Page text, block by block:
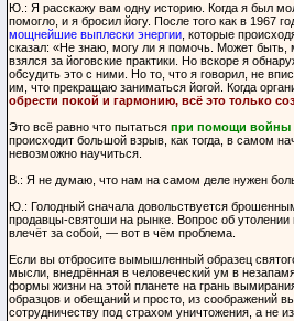
Ю.: Я расскажу вам одну историю. Когда я был
помогло, и я бросил йогу. После того как в 1967
мощнейшие выплески энергии, которые
сказал: «Не знаю, могу ли я помочь. Может
взялся за йоговские практики. Но вскоре я
обсудить это с ними. Но то, что я говорил, не
им, что прекращаю заниматься йогой. Когда
обрести покой и гармонию, всё это только
Это всё равно что пытаться при помощи войны
происходит большой взрыв, как тогда, в самом
невозможно научиться.
В.: Я не думаю, что нам на самом деле нужен
Ю.: Голодный сначала довольствуется
продавцы-святоши на рынке. Вопрос об утолении
влечёт за собой, — вот в чём проблема.
Если вы отбросите вымышленный образец
мысли, внедрённая в человеческий ум в
формы жизни на этой планете на грань
образцов и обещаний и просто, из соображений
сотрудничеству под страхом уничтожения, а не